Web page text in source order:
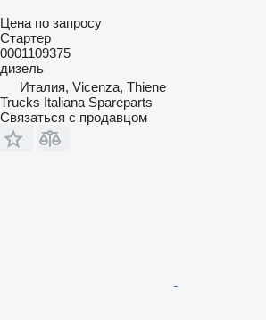
Цена по запросу
Стартер
0001109375
дизель
Италия, Vicenza, Thiene
Trucks Italiana Spareparts
Связаться с продавцом